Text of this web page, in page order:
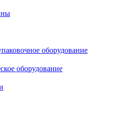
оборудование
оборудование